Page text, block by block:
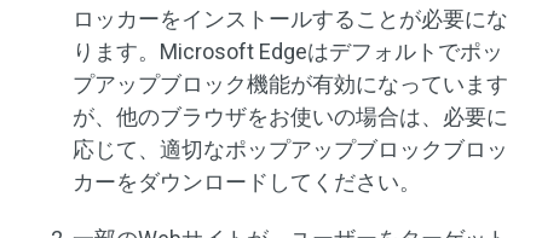
ロッカーをインストールすることが必要にな
ります。Microsoft Edgeはデフォルトでポッ
プアップブロック機能が有効になっています
が、他のブラウザをお使いの場合は、必要に
応じて、適切なポップアップブロックブロッ
カーをダウンロードしてください。